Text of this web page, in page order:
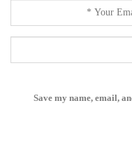
Save my name, email,